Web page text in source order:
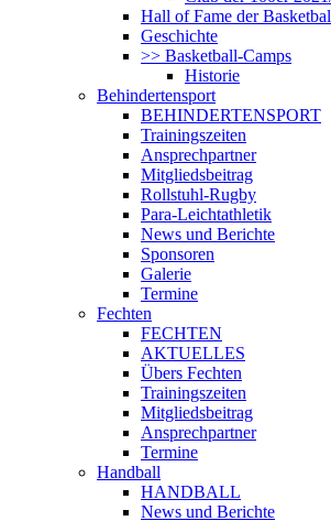
Hall of Fame der
Geschichte
>> Basketball-Camps
Historie
Behindertensport
BEHINDERTENSPORT
Trainingszeiten
Ansprechpartner
Mitgliedsbeitrag
Rollstuhl-Rugby
Para-Leichtathletik
News und Berichte
Sponsoren
Galerie
Termine
Fechten
FECHTEN
AKTUELLES
Übers Fechten
Trainingszeiten
Mitgliedsbeitrag
Ansprechpartner
Termine
Handball
HANDBALL
News und Berichte